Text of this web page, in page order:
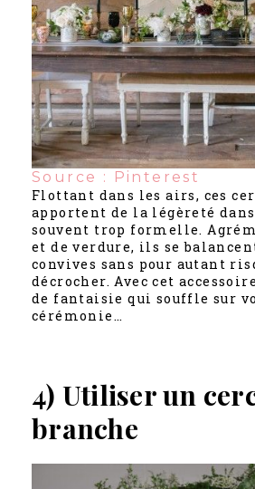
Source : Pinterest
Flottant dans les airs, ces
apportent de la légèreté
souvent trop formelle.
et de verdure, ils se
convives sans pour autant
décrocher. Avec cet
de fantaisie qui souffle sur
cérémonie…
4) Utiliser un
branche